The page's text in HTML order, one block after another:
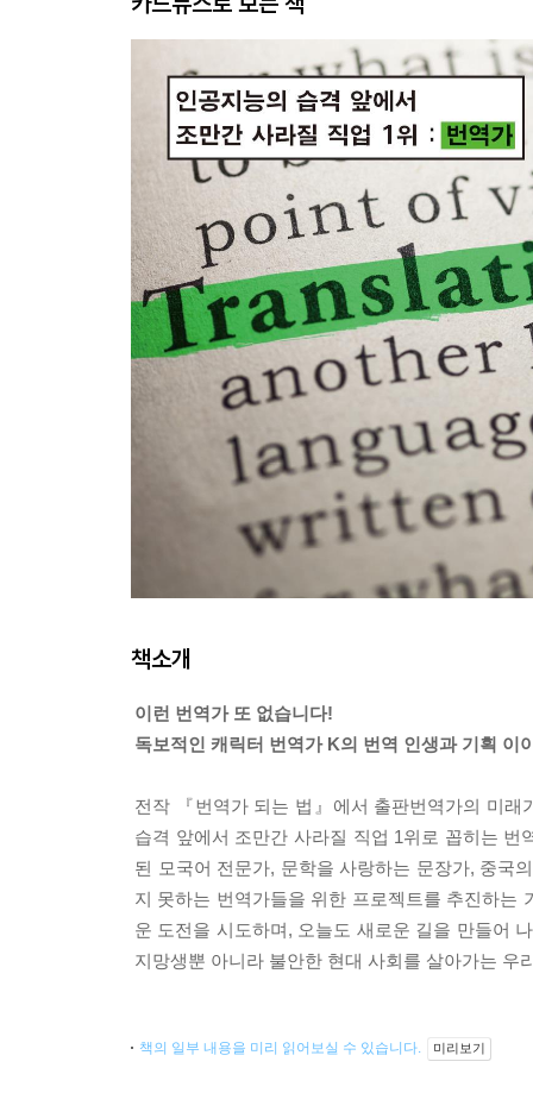
책소개
이런 번역가 또 없습니다!
독보적인 캐릭터 번역가 K의 번역 인생과 기획 이
전작 『번역가 되는 법』에서 출판번역가의 미래
습격 앞에서 조만간 사라질 직업 1위로 꼽히는 번
된 모국어 전문가, 문학을 사랑하는 문장가, 중국
지 못하는 번역가들을 위한 프로젝트를 추진하는
운 도전을 시도하며, 오늘도 새로운 길을 만들어
지망생뿐 아니라 불안한 현대 사회를 살아가는 우
책의 일부 내용을 미리 읽어보실 수 있습니다. 미리보기